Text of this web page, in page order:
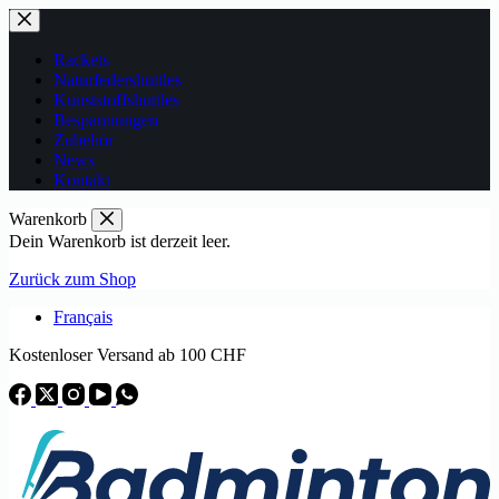
Zum
Inhalt
springenRackets
Naturfedershuttles
Kunststoffshuttles
Bespannungen
Zubehör
News
Kontakt
Warenkorb
Dein Warenkorb ist derzeit leer.
Zurück zum Shop
Français
Kostenloser Versand ab 100 CHF